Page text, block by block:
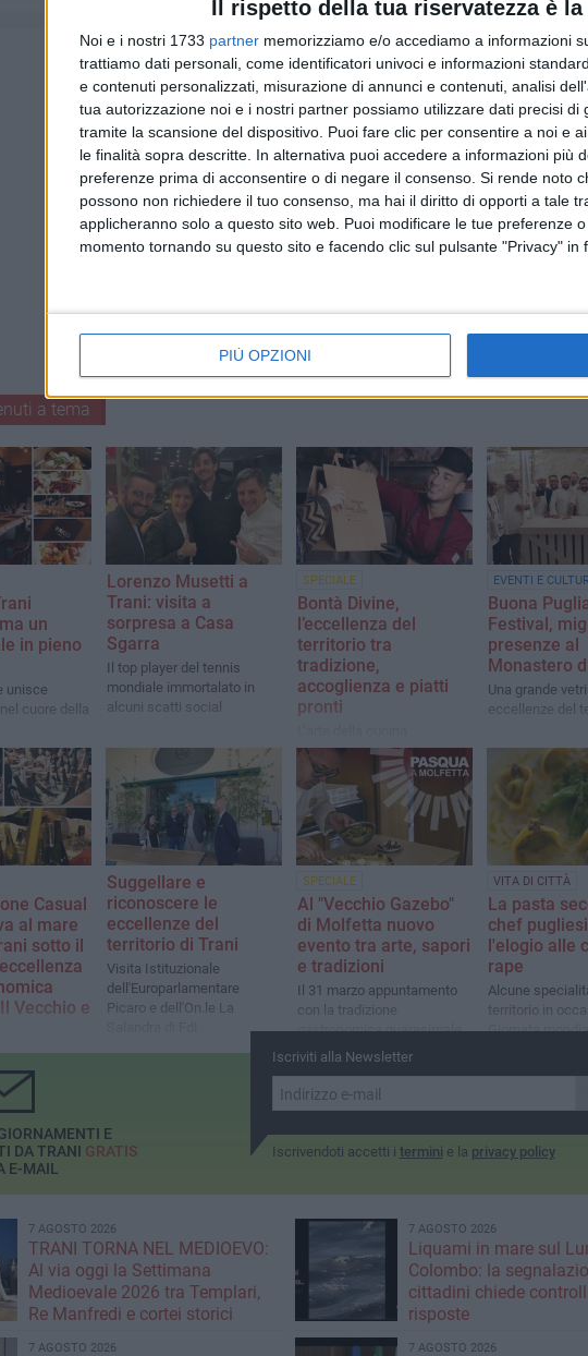
Il rispetto della tua riservatezza è
Noi e i nostri 1733 partner memorizziamo e/o accediamo a informazioni
trattiamo dati personali, come identificatori univoci e informazioni
e contenuti personalizzati, misurazione di annunci e contenuti, analisi
tua autorizzazione noi e i nostri partner possiamo utilizzare dati precisi di
tramite la scansione del dispositivo. Puoi fare clic per consentire a noi e
le finalità sopra descritte. In alternativa puoi accedere a informazioni più
preferenze prima di acconsentire o di negare il consenso. Si rende noto
possono non richiedere il tuo consenso, ma hai il diritto di opporti a tale
applicheranno solo a questo sito web. Puoi modificare le tue preferenze
momento tornando su questo sito e facendo clic sul pulsante "Privacy" in
PIÙ OPZIONI
a tema
un
in pieno
unisce
cuore della
Lorenzo Musetti a
Trani: visita a
sorpresa a Casa
Sgarra
Il top player del tennis
mondiale immortalato in
alcuni scatti social
SPECIALE
Bontà Divine,
l’eccellenza del
territorio tra
tradizione,
accoglienza e piatti
pronti
quotidiana, la ricetta di un
successo tutto tranese
EVENTI E
Buona
Festival,
presenze al
Monastero
Una grande
eccellenze del
Casual
al mare
sotto il
Vecchio e
della
culturale
da
un’ospite
Suggellare e
riconoscere le
eccellenze del
territorio di Trani
Visita Istituzionale
dell'Europarlamentare
Picaro e dell'On.le La
SPECIALE
Al "Vecchio Gazebo"
di Molfetta nuovo
evento tra arte, sapori
e tradizioni
Il 31 marzo appuntamento
con la tradizione
gastronomica quaresimale
molfettese
VITA DI CITTÀ
La pasta
chef
l'elogio alle
rape
Alcune
territorio in
Giornata
Iscriviti alla Newsletter
Iscrivendoti accetti i termini e la privacy policy
E
DA TRANI GRATIS
E-MAIL
7 AGOSTO 2026
TRANI TORNA NEL MEDIOEVO:
Al via oggi la Settimana
Medioevale 2026 tra Templari,
Re Manfredi e cortei storici
7 AGOSTO 2026
Liquami in mare sul
Colombo: la
cittadini chiede
risposte
7 AGOSTO 2026 7 AGOSTO 2026